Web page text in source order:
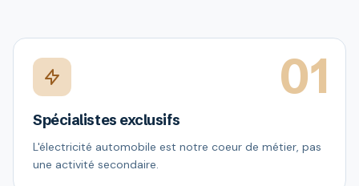
01
Spécialistes exclusifs
L'électricité automobile est notre coeur de métier, pas
une activité secondaire.